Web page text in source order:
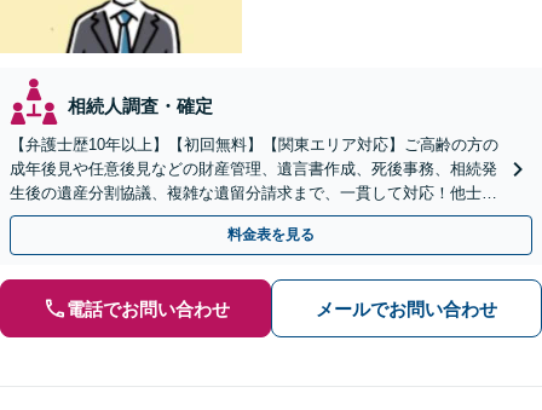
相続人調査・確定
【弁護士歴10年以上】【初回無料】【関東エリア対応】ご高齢の方の
成年後見や任意後見などの財産管理、遺言書作成、死後事務、相続発
生後の遺産分割協議、複雑な遺留分請求まで、一貫して対応！他士業
との連携力を活かした最適解の追求【WEB面談対応】
料金表を見る
電話でお問い合わせ メールでお問い合わせ